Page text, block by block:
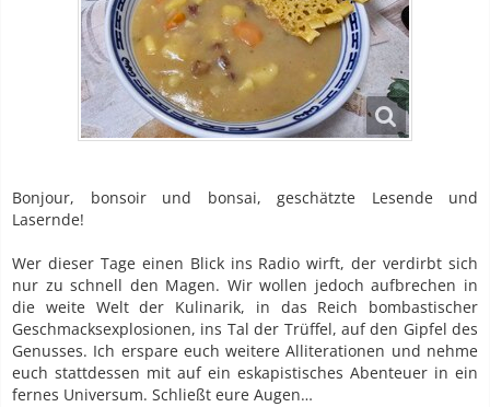
Bonjour, bonsoir und bonsai, geschätzte Lesende und
Lasernde!
Wer dieser Tage einen Blick ins Radio wirft, der verdirbt sich
nur zu schnell den Magen. Wir wollen jedoch aufbrechen in
die weite Welt der Kulinarik, in das Reich bombastischer
Geschmacksexplosionen, ins Tal der Trüffel, auf den Gipfel des
Genusses. Ich erspare euch weitere Alliterationen und nehme
euch stattdessen mit auf ein eskapistisches Abenteuer in ein
fernes Universum. Schließt eure Augen…